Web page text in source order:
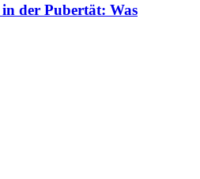
der Pubertät: Was